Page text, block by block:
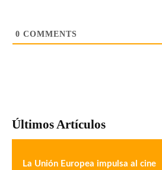
0 COMMENTS
Últimos Artículos
La Unión Europea impulsa al cine